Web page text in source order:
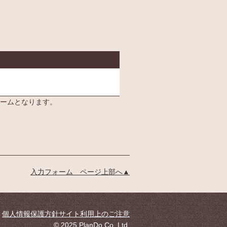
れた介護施設等の資料の送
（2）提供する個人情報の項
（3）提供の手段又は方法：
資料請求時ご入力いただい
た電子データを、介護施設
りダウンロード。 （管理画
面はSSL化）やメール等
（4）当該情報の提供を受け
ムとなります。
入力フォーム ページ上部へ▲
個人情報保護方針サイト利用上のご注意
© 2025 PlanDo Co.,Ltd.